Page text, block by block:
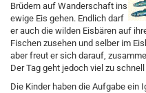
Brüdern auf Wanderschaft ins
ewige Eis gehen. Endlich darf
er auch die wilden Eisbären auf
Fischen zusehen und selber im
aber freut er sich darauf,
Der Tag geht jedoch viel zu schnell
Die Kinder haben die Aufgabe ein